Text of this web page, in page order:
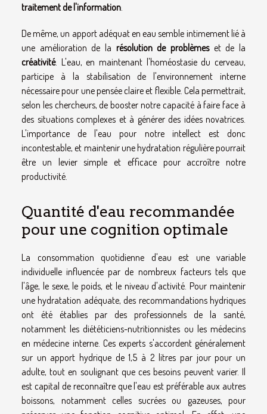
traitement de l'information.
De même, un apport adéquat en eau semble intimement lié à
une amélioration de la résolution de problèmeset de la
créativité. L'eau, en maintenant l'homéostasie du cerveau,
participe à la stabilisation de l'environnement interne
nécessaire pour une pensée claire et flexible. Cela permettrait,
selon les chercheurs, de booster notre capacité à faire face à
des situations complexes et à générer des idées novatrices.
L'importance de l'eau pour notre intellect est donc
incontestable, et maintenir une hydratation régulière pourrait
être un levier simple et efficace pour accroître notre
productivité.
Quantité d'eau recommandée
pour une cognition optimale
La consommation quotidienne d'eau est une variable
individuelle influencée par de nombreux facteurs tels que
l'âge, le sexe, le poids, et le niveau d'activité. Pour maintenir
une hydratation adéquate, des recommandations hydriques
ont été établies par des professionnels de la santé,
notamment les diététiciens-nutritionnistes ou les médecins
en médecine interne. Ces experts s'accordent généralement
sur un apport hydrique de 1,5 à 2 litres par jour pour un
adulte, tout en soulignant que ces besoins peuvent varier. Il
est capital de reconnaître que l'eau est préférable aux autres
boissons, notamment celles sucrées ou gazeuses, pour